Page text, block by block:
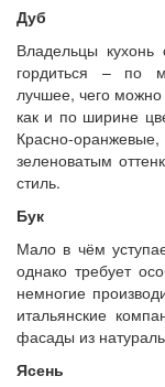
Дуб
Владельцы
гордиться – по
лучшее, чего можно
как и по ширине
Красно-
зеленоватым
стиль.
Бук
Мало в чём
однако требует
немногие
итальянские
фасады из
Ясень